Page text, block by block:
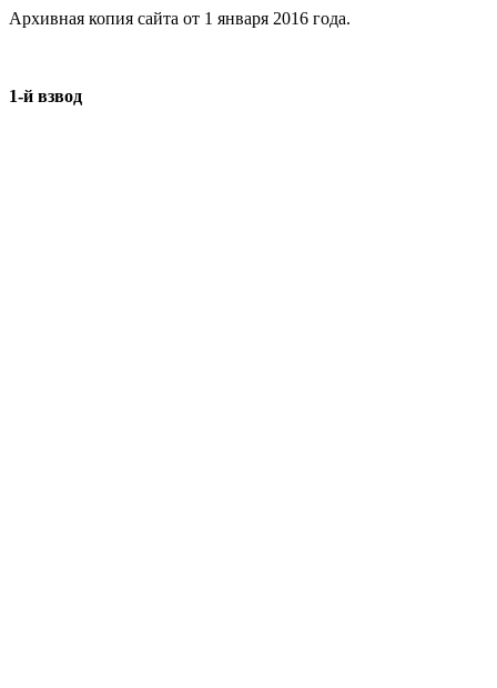
Архивная копия сайта от 1 января 2016 года.
1-й взвод